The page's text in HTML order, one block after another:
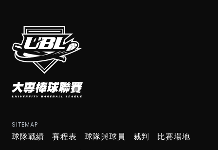
SITEMAP
球隊戰績 賽程表 球隊與球員 裁判
比賽場地